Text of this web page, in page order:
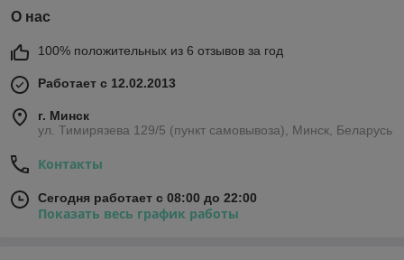
О нас
100% положительных из 6 отзывов за год
Работает с 12.02.2013
г. Минск
ул. Тимирязева 129/5 (пункт самовывоза), Минск, Беларусь
Контакты
Сегодня работает с 08:00 до 22:00
Показать весь график работы